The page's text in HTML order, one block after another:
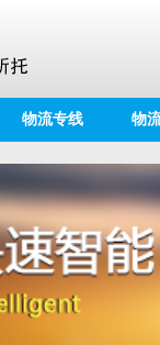
物流专线 物